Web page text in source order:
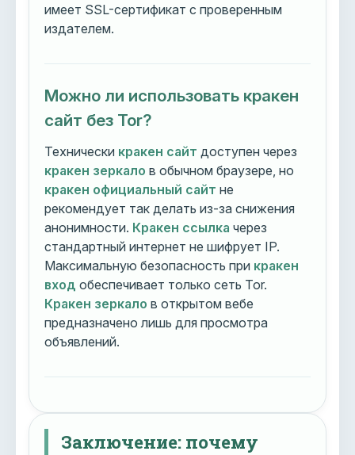
имеет SSL-сертификат с проверенным
издателем.
Можно ли использовать кракен
сайт без Tor?
Технически кракен сайт доступен через
кракен зеркало в обычном браузере, но
кракен официальный сайт не
рекомендует так делать из-за снижения
анонимности. Кракен ссылка через
стандартный интернет не шифрует IP.
Максимальную безопасность при кракен
вход обеспечивает только сеть Tor.
Кракен зеркало в открытом вебе
предназначено лишь для просмотра
объявлений.
Заключение: почему